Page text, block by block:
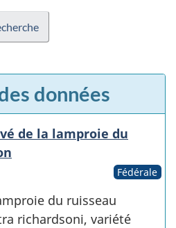
données
de la lamproie du
Fédérale
du ruisseau
richardsoni, variété